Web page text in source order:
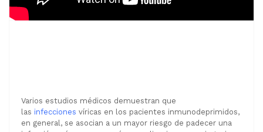
Varios estudios médicos demuestran que
las infecciones víricas en los pacientes inmunodeprimidos,
en general, se asocian a un mayor riesgo de padecer una